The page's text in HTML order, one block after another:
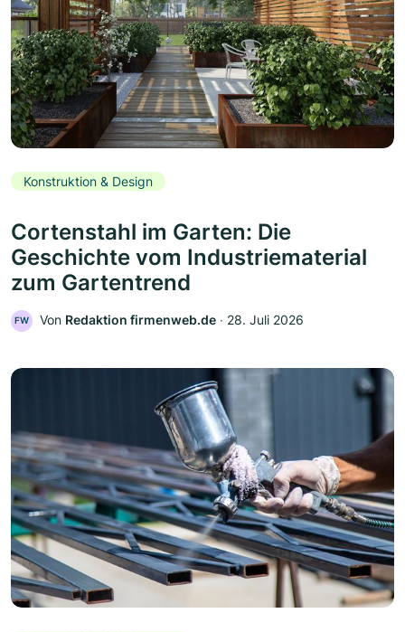
Konstruktion & Design
Cortenstahl im Garten: Die
Geschichte vom Industriematerial
zum Gartentrend
FW Von Redaktion firmenweb.de ‧ 28. Juli 2026